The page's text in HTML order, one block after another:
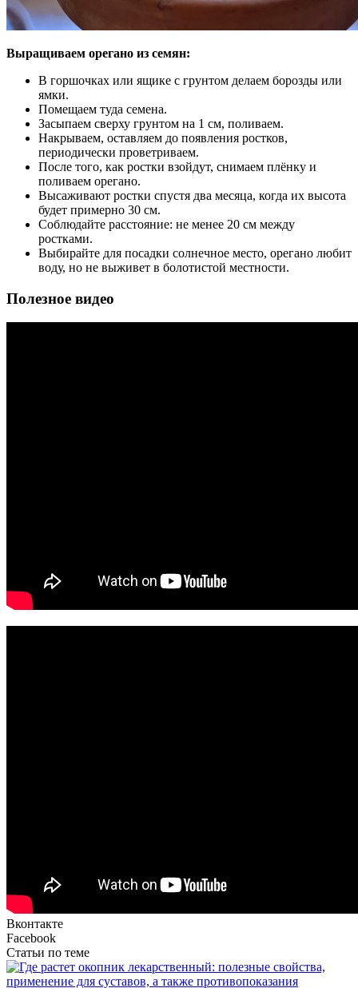
Выращиваем орегано из семян:
В горшочках или ящике с грунтом делаем борозды или
ямки.
Помещаем туда семена.
Засыпаем сверху грунтом на 1 см, поливаем.
Накрываем, оставляем до появления ростков,
периодически проветриваем.
После того, как ростки взойдут, снимаем плёнку и
поливаем орегано.
Высаживают ростки спустя два месяца, когда их высота
будет примерно 30 см.
Соблюдайте расстояние: не менее 20 см между
ростками.
Выбирайте для посадки солнечное место, орегано любит
воду, но не выживет в болотистой местности.
Полезное видео
Вконтакте
Facebook
Статьи по теме